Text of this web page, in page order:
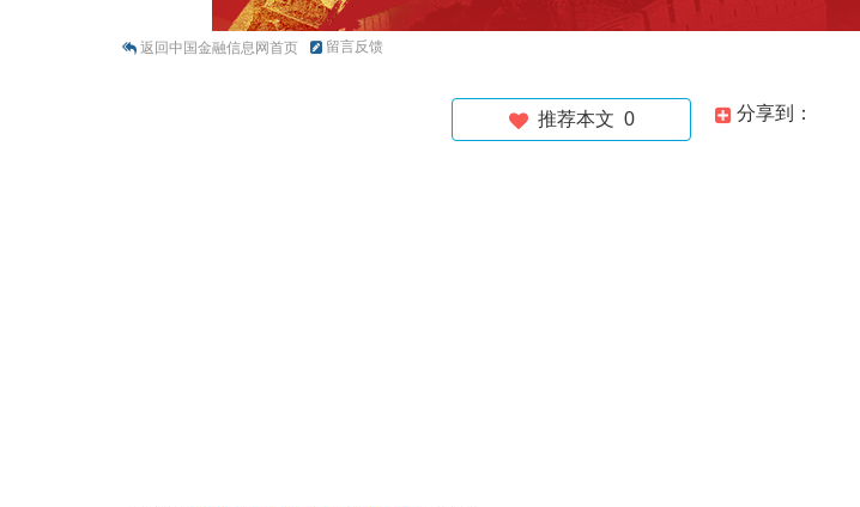
返回中国金融信息网首页 留言反馈
分享到：
推荐本文 0